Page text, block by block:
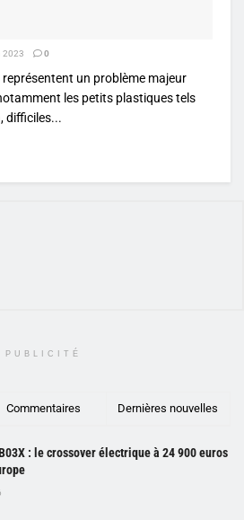
2023 0
un problème majeur
les petits plastiques tels
difficiles...
PUBLICITÉ
Commentaires Dernières nouvelles
: le crossover électrique à 24 900 euros